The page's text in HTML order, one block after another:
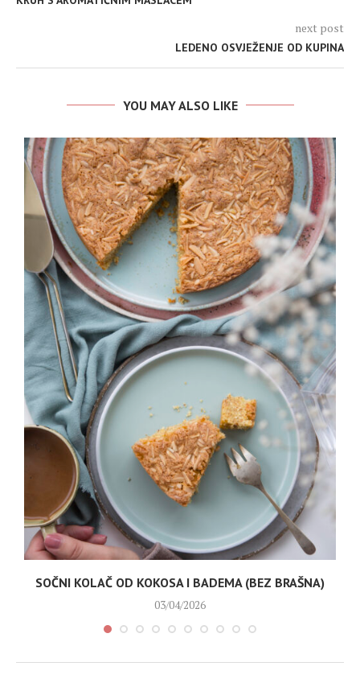
next post
LEDENO OSVJEŽENJE OD KUPINA
YOU MAY ALSO LIKE
SOČNI KOLAČ OD KOKOSA I BADEMA (BEZ BRAŠNA)
03/04/2026